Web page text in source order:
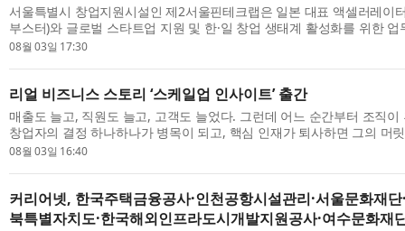
서울특별시 창업지원시설인 제2서울핀테크랩은 일본 대표 액셀러레이
부스터)와 글로벌 스타트업 지원 및 한·일 창업 생태계 활성화를 위한
했다고 밝혔다. 양 기관은 이번 협약을 ...
08월 03일 17:30
리얼 비즈니스 스토리 ‘스케일업 인사이트’ 출간
매출도 늘고, 직원도 늘고, 고객도 늘었다. 그런데 어느 순간부터 조직이
창업자의 결정 하나하나가 병목이 되고, 핵심 인재가 퇴사하면 그의 머
까지 통째로 사라진다. 뛰어난 제품...
08월 03일 16:40
커리어넷, 한국주택금융공사·인천공항시설관리·서울문화재단
북특별자치도·한국해외인프라도시개발지원공사·여수문화재